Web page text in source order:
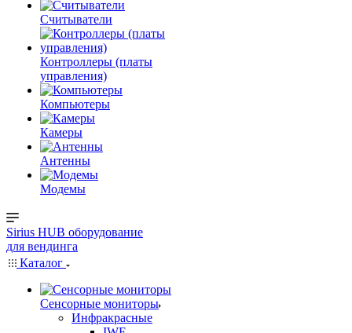
Считыватели
Контроллеры (платы
управления)
Компьютеры
Камеры
Антенны
Модемы
Sirius HUB оборудование
для вендинга
Каталог
Сенсорные мониторы
Инфракрасные